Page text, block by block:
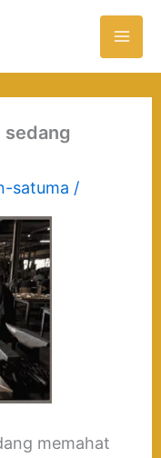
sedang
satuma /
memahat